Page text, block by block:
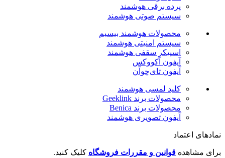
پرده برقی هوشمند
سیستم صوتی هوشمند
محصولات هوشمند بیسیم
سیستم امنیتی هوشمند
اسپیکر سقفی هوشمند
آیفون آکووکس
آیفون تای‌چوآن
کلید لمسی هوشمند
محصولات برند Geeklink
محصولات برند ‌Benica
آیفون تصویری هوشمند
نمادهای اعتماد
برای مشاهده قوانین و مقررات فروشگاه کلیک کنید.